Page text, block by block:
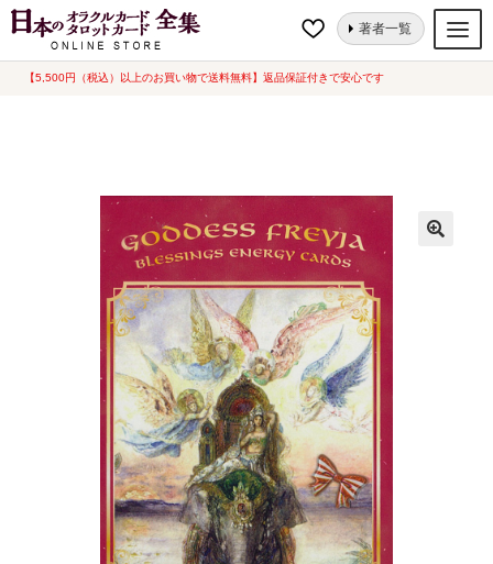
【5,500円（税込）以上のお買い物で送料無料】返品保証付きで安心です
ナ
コ
著者一覧
オラクルカード
中古一覧
カード関連グッズ
ホーム オラクルカード 聖母・女神
女神フレイア・エナジーカード
(中古-良い)